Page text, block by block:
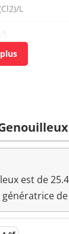
L
L
L
L
est de
génératrice